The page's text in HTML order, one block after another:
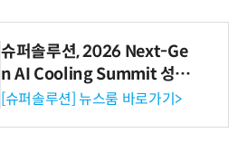
슈퍼솔루션, 2026 Next-Ge
n AI Cooling Summit 성황
리 성료
[슈퍼솔루션] 뉴스룸 바로가기>